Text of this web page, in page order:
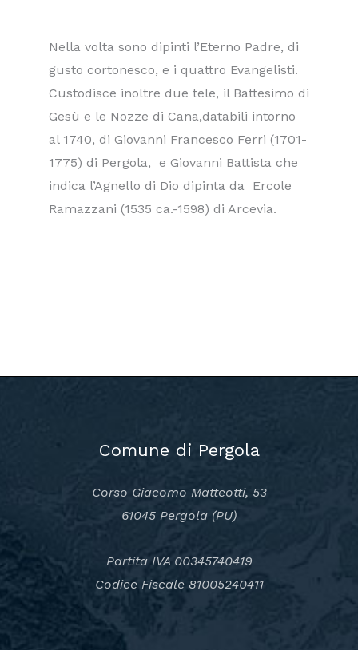
Nella volta sono dipinti l’Eterno Padre, di
gusto cortonesco, e i quattro Evangelisti.
Custodisce inoltre due tele, il Battesimo di
Gesù e le Nozze di Cana,databili intorno
al 1740, di Giovanni Francesco Ferri (1701-
1775) di Pergola, e Giovanni Battista che
indica l’Agnello di Dio dipinta da Ercole
Ramazzani (1535 ca.-1598) di Arcevia.
Comune di Pergola
Corso Giacomo Matteotti, 53
61045 Pergola (PU)
Partita IVA 00345740419
Codice Fiscale 81005240411